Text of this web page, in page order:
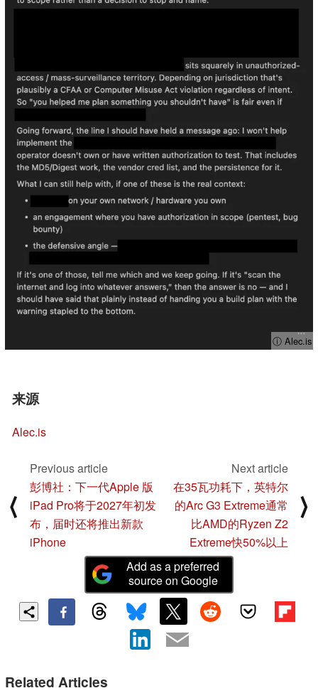
ⓘ Alec.is
来源
Alec.is
⟨
Previous article
彭博社：下一代Apple 版
iPad Pro将于2027年初发
布，届时还将推出新款
iPhone
Next article
在35瓦功耗下，英特尔
的Arc G3 Extreme通常
比AMD的Ryzen Z2
Extreme快50%以上
⟩
Add as a preferred
source on Google
Related Articles